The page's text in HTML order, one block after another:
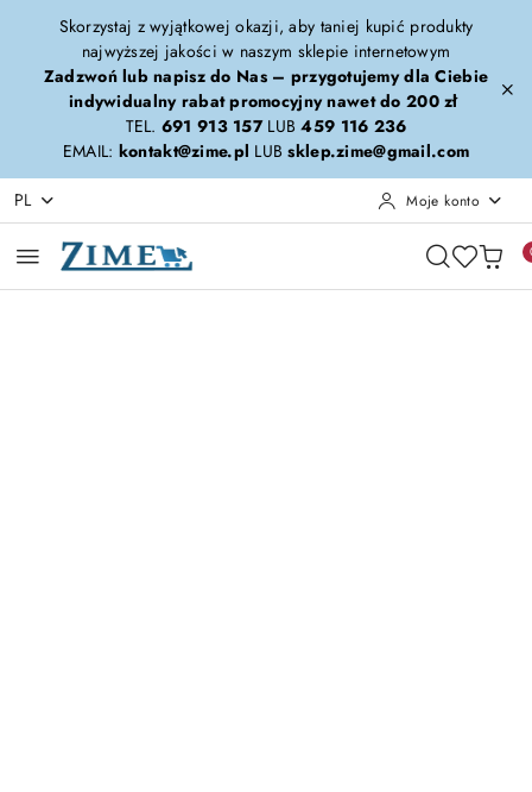
Przejdź do treści głównej
Przejdź do wyszukiwarki
Przejdź do moje konto
Przejdź do menu głównego
Przejdź do opisu produktu
Przejdź do stopki
Skorzystaj z wyjątkowej okazji, aby taniej kupić produkty
najwyższej jakości w naszym sklepie internetowym
Zadzwoń lub napisz do Nas – przygotujemy dla Ciebie
indywidualny rabat promocyjny nawet do 200 zł
TEL. 691 913 157LUB459 116 236
EMAIL: kontakt@zime.pl LUBsklep.zime@gmail.com
PL Moje konto